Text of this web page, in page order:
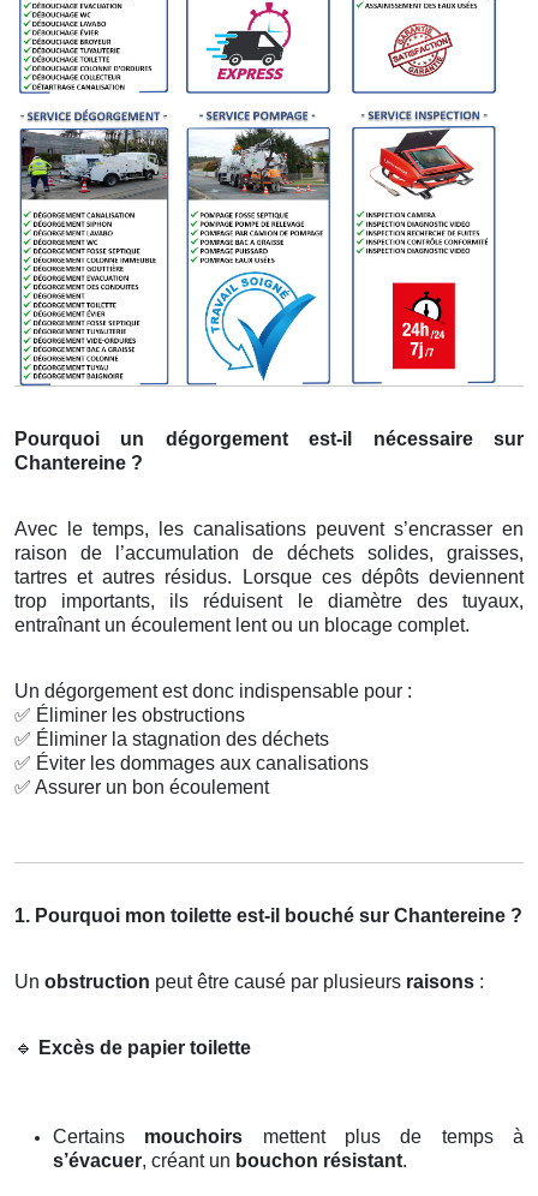
Pourquoi un dégorgement est-il nécessaire sur
Chantereine ?
Avec le temps, les canalisations peuvent s’encrasser en
raison de l’accumulation de déchets solides, graisses,
tartres et autres résidus. Lorsque ces dépôts deviennent
trop importants, ils réduisent le diamètre des tuyaux,
entraînant un écoulement lent ou un blocage complet.
Un dégorgement est donc indispensable pour :
✅ Éliminer les obstructions
✅ Éliminer la stagnation des déchets
✅ Éviter les dommages aux canalisations
✅ Assurer un bon écoulement
1. Pourquoi mon toilette est-il bouché sur Chantereine ?
Un obstruction peut être causé par plusieurs raisons :
🔹 Excès de papier toilette
Certains mouchoirs mettent plus de temps à
s’évacuer, créant un bouchon résistant.